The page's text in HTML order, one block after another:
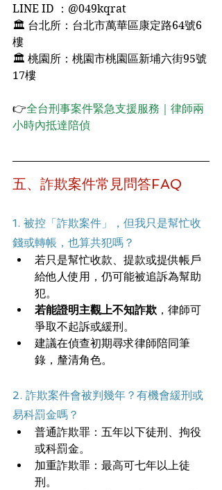
LINE ID ：@049kqrat
🏛 台北所：台北市萬華區康定路64號6
樓
🏛 桃園所：桃園市桃園區新埔六街95號
17樓
👉全台刑事案件緊急支援服務｜律師兩
小時內抵達陪偵
五、詐欺案件常見問答FAQ
1. 被控「詐欺案件」，但我只是幫忙收
錢或轉帳，也算共犯嗎？
若只是幫忙收款、提款或提供帳戶
給他人使用，仍可能被追訴為幫助
犯。
若能證明主觀上不知詐欺 ，律師可
爭取不起訴或緩刑。
建議在偵查初期尋求律師陪同筆
錄，釐清角色。
2. 詐欺案件會被判幾年？有機會緩刑或
易科罰金嗎？
普通詐欺罪：五年以下徒刑、拘役
或科罰金。
加重詐欺罪：最高可七年以上徒
刑。